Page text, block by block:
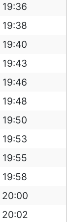
19:36
19:38
19:40
19:43
19:46
19:48
19:50
19:53
19:55
19:58
20:00
20:02